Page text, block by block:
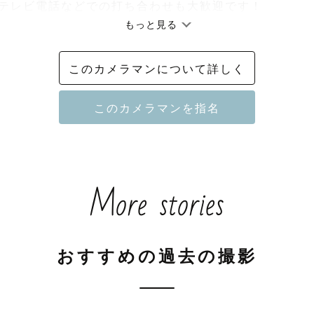
お応えさせて戴きます。なんでもご相談ください！
上、ロンドン表記になっております。
間によっては追加の交通費がかかる場合がございま
での撮影について】
もっと見る
このカメラマンについて詳しく
More stories
おすすめの過去の撮影